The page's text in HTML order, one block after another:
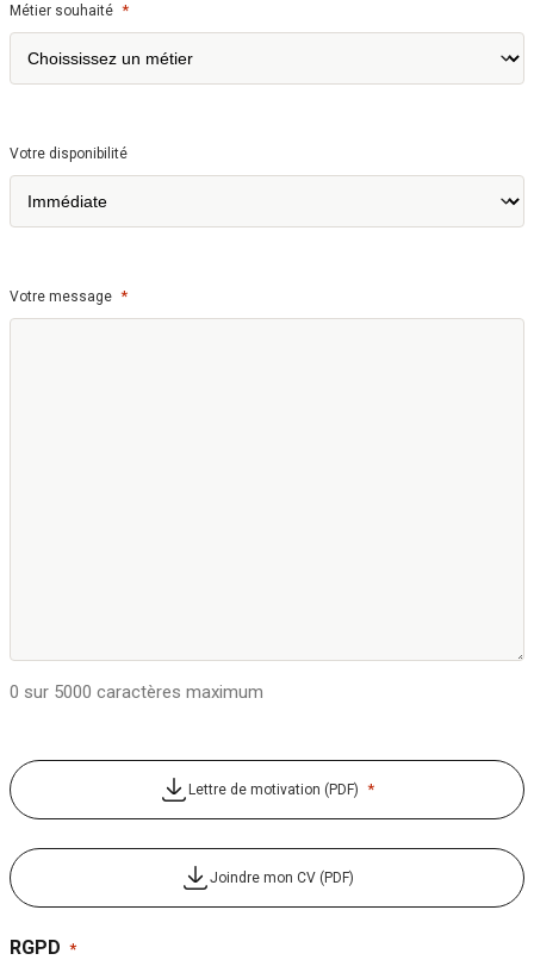
Métier souhaité *
Votre disponibilité
Votre message *
0 sur 5000 caractères maximum
Lettre de motivation (PDF) *
Joindre mon CV (PDF)
RGPD *